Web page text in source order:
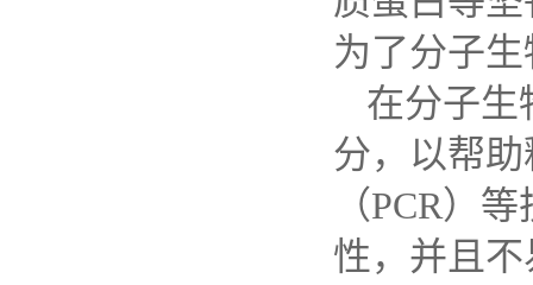
为了分子
在分子生
分，以帮
（PCR）等
性，并且